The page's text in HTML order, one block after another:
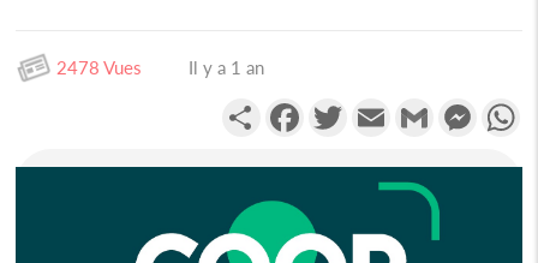
2478 Vues Il y a 1 an
PartagerFacebookTwitterEmail Gmail